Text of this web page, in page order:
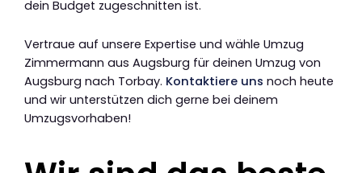
dein Budget zugeschnitten ist.
Vertraue auf unsere Expertise und wähle Umzug
Zimmermann aus Augsburg für deinen Umzug von
Augsburg nach Torbay. Kontaktiere uns noch heute
und wir unterstützen dich gerne bei deinem
Umzugsvorhaben!